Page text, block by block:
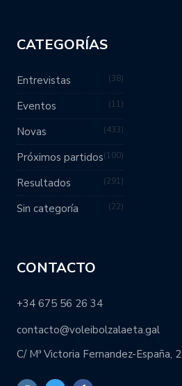
CATEGORÍAS
Entrevistas 38
Eventos 11
Novas 433
Próximos partidos 100
Resultados 291
Sin categoría 22
CONTACTO
+34 675 56 26 34
contacto@voleibolzalaeta.gal
C/ Mª Victoria Fernandez-España, 2